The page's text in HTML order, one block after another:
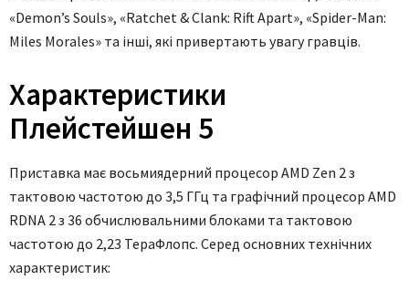
«Demon’s Souls», «Ratchet & Clank: Rift Apart», «Spider-Man:
Miles Morales» та інші, які привертають увагу гравців.
Характеристики
Плейстейшен 5
Приставка має восьмиядерний процесор AMD Zen 2 з
тактовою частотою до 3,5 ГГц та графічний процесор AMD
RDNA 2 з 36 обчислювальними блоками та тактовою
частотою до 2,23 ТераФлопс. Серед основних технічних
характеристик: